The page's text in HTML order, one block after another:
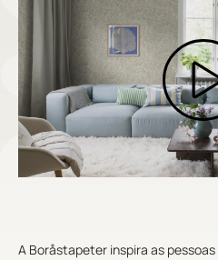
A Boråstapeter inspira as